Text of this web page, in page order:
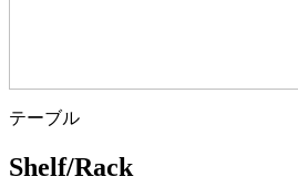
テーブル
Shelf/Rack